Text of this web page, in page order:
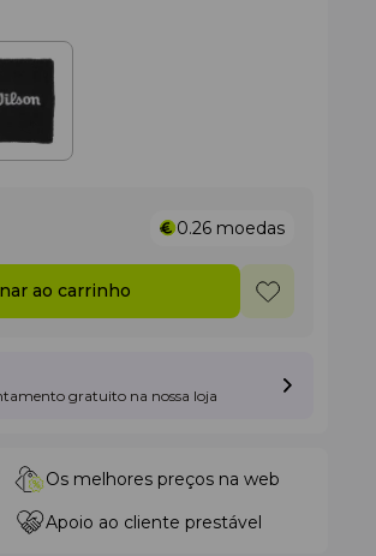
0.26 moedas
ao carrinho
gratuito na nossa loja
Os melhores preços na web
Apoio ao cliente prestável